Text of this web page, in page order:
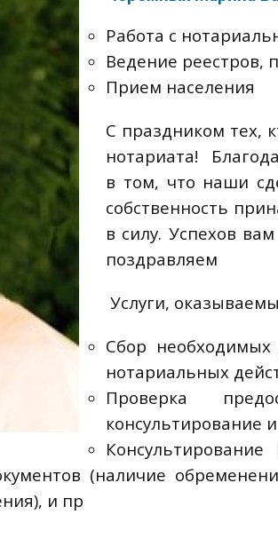
Работа с
Ведение реестров,
Прием населения
С праздником тех,
нотариата!
в том, что наши
собственность
в силу. Успехов
поздравляем
Услуги,
Сбор
нотариальных
Проверка
консультирование
(наличие
и пр